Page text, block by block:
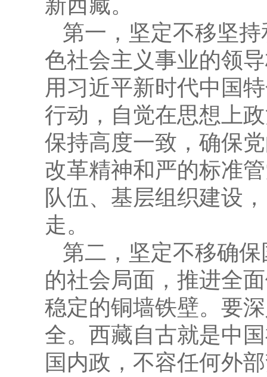
新西藏。
第一，坚定不移坚
色社会主义事业的领
用习近平新时代中国
行动，自觉在思想上
保持高度一致，确保
改革精神和严的标准
队伍、基层组织建设
走。
第二，坚定不移确
的社会局面，推进全
稳定的铜墙铁壁。要
全。西藏自古就是中
国内政，不容任何外